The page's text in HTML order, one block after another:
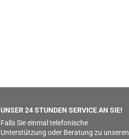
UNSER 24 STUNDEN SERVICE AN SIE!
Falls Sie einmal telefonische
Unterstützung oder Beratung zu unseren